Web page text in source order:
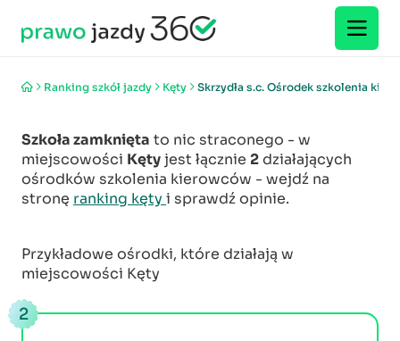
Ranking szkół jazdy Kęty Skrzydła s.c. Ośrodek szkolenia
Szkoła zamknięta to nic straconego - w
miejscowości Kętyjest łącznie 2działających
ośrodków szkolenia kierowców - wejdź na
stronę ranking kętyi sprawdź opinie.
Przykładowe ośrodki, które działają w
miejscowości Kęty
2